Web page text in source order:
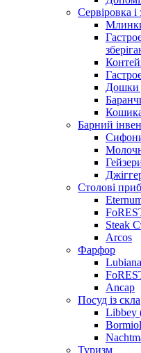
Сервіровка і
Дошки
Барний
Столові
Steak
Arcos
Фарфор
Lubiana
Ancap
Посуд із скла
Туризм